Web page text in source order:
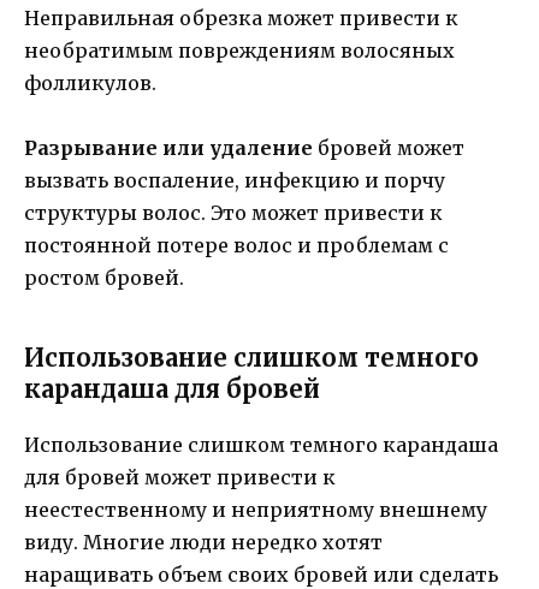
Неправильная обрезка может привести к
необратимым повреждениям волосяных
фолликулов.
Разрывание или удаление бровей может
вызвать воспаление, инфекцию и порчу
структуры волос. Это может привести к
постоянной потере волос и проблемам с
ростом бровей.
Использование слишком темного
карандаша для бровей
Использование слишком темного карандаша
для бровей может привести к
неестественному и неприятному внешнему
виду. Многие люди нередко хотят
наращивать объем своих бровей или сделать